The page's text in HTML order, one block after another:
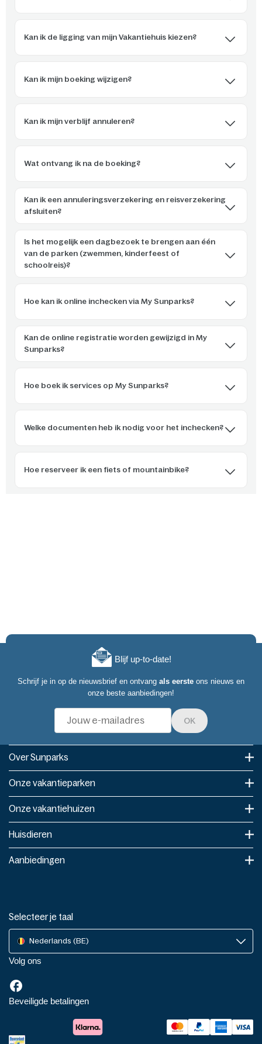
Kan ik de ligging van mijn Vakantiehuis kiezen?
Kan ik mijn boeking wijzigen?
Kan ik mijn verblijf annuleren?
Wat ontvang ik na de boeking?
Kan ik een annuleringsverzekering en reisverzekering
afsluiten?
Is het mogelijk een dagbezoek te brengen aan één
van de parken (zwemmen, kinderfeest of
schoolreis)?
Hoe kan ik online inchecken via My Sunparks?
Kan de online registratie worden gewijzigd in My
Sunparks?
Hoe boek ik services op My Sunparks?
Welke documenten heb ik nodig voor het inchecken?
Hoe reserveer ik een fiets of mountainbike?
Blijf up-to-date!
Schrijf je in op de nieuwsbrief en ontvang als eerste ons nieuws en
onze beste aanbiedingen!
OK
Over Sunparks
Onze vakantieparken
Onze vakantiehuizen
Huisdieren
Aanbiedingen
Selecteer je taal
Nederlands (BE)
Volg ons
Beveiligde betalingen